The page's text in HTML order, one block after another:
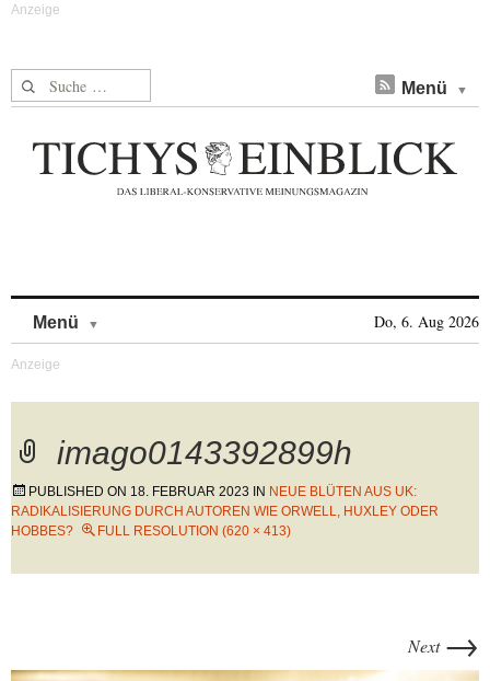
Suche nach: Menü
Menü Do, 6. Aug 2026
imago0143392899h
PUBLISHED ON 18. FEBRUAR 2023 IN NEUE BLÜTEN AUS UK:
RADIKALISIERUNG DURCH AUTOREN WIE ORWELL, HUXLEY ODER
HOBBES?
FULL RESOLUTION (620 × 413)
Next →